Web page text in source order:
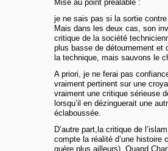
Mise au point préalable :
je ne sais pas si la sortie
Mais dans les deux cas, son
critique de la société
plus basse de détournement et
la technique, mais sauvons le
A priori, je ne ferai pas
vraiment pertinent sur une
vraiment une critique sérieuse
lorsqu’il en dézinguerait une
éclaboussée.
D’autre part,la critique de
compte la réalité d’une histoire
guère plus ailleurs). Quand